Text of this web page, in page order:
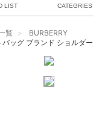
LIST
ランドを見る
覧
BURBERRY
バッグ ブランド ショル